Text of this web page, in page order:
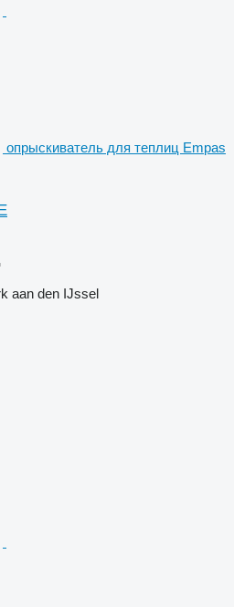
опрыскиватель для теплиц Empas
aan den IJssel